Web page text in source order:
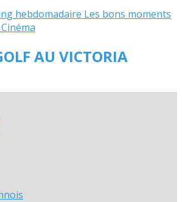
hebdomadaire Les bons moments
AU VICTORIA